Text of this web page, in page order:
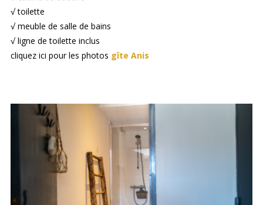
√ toilette
√ meuble de salle de bains
√ ligne de toilette inclus
cliquez ici pour les photos gîte Anis